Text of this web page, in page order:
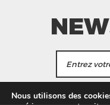
J'accepte de
Nous utilisons des